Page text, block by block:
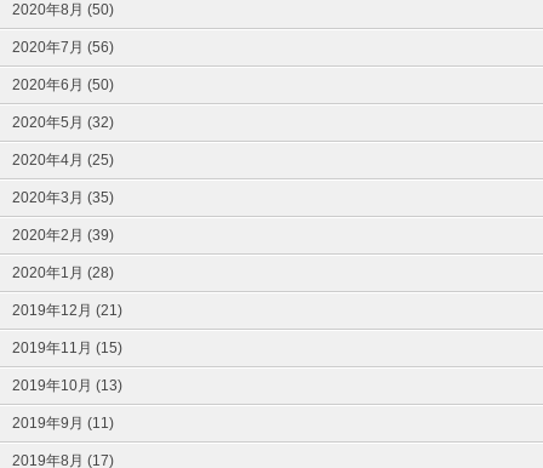
2020年8月 (50)
2020年7月 (56)
2020年6月 (50)
2020年5月 (32)
2020年4月 (25)
2020年3月 (35)
2020年2月 (39)
2020年1月 (28)
2019年12月 (21)
2019年11月 (15)
2019年10月 (13)
2019年9月 (11)
2019年8月 (17)